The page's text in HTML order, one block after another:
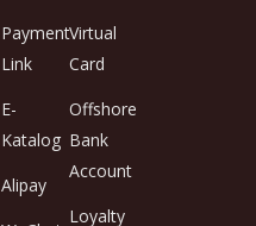
Payment
Link
E-
Katalog
Alipay
Virtual
Card
Offshore
Bank
Account
Loyalty